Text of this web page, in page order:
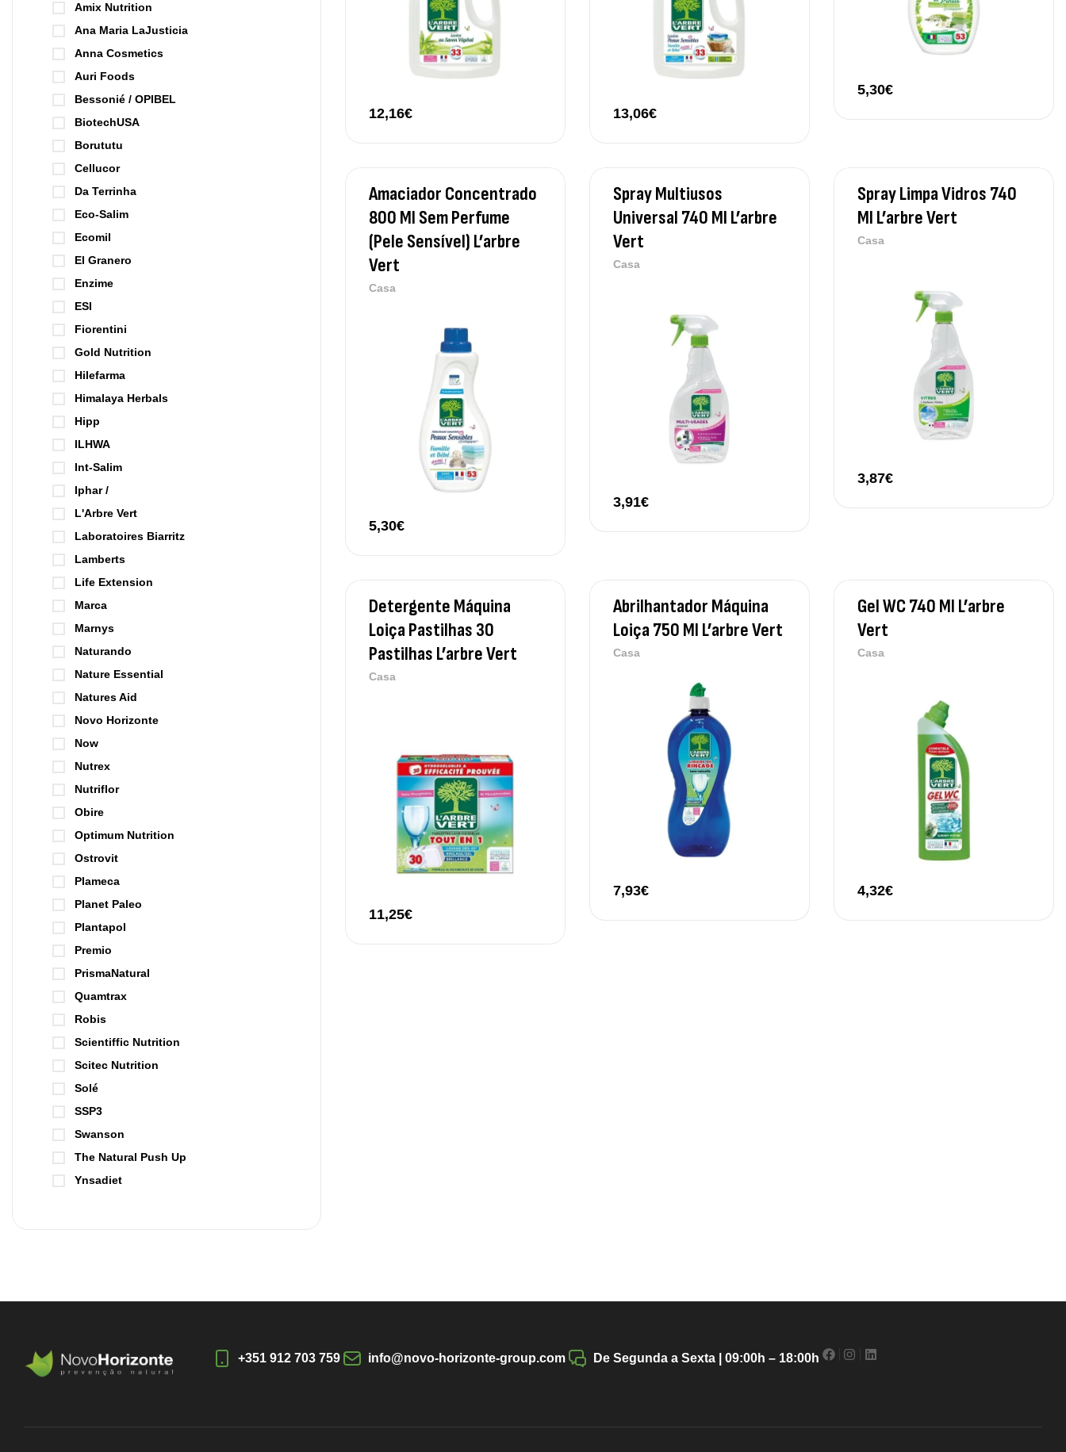
12,16€ 13,06€
5,30€
Amaciador Concentrado
800 Ml Sem Perfume
(Pele Sensível) L’arbre
Vert
Casa
5,30€
Spray Multiusos
Universal 740 Ml L’arbre
Vert
Casa
3,91€
Spray Limpa Vidros 740
Ml L’arbre Vert
Casa
3,87€
Detergente Máquina
Loiça Pastilhas 30
Pastilhas L’arbre Vert
Casa
11,25€
Abrilhantador Máquina
Loiça 750 Ml L’arbre Vert
Casa
7,93€
Gel WC 740 Ml L’arbre
Vert
Casa
4,32€
Amix Nutrition
Ana Maria LaJusticia
Anna Cosmetics
Auri Foods
Bessonié / OPIBEL
BiotechUSA
Borututu
Cellucor
Da Terrinha
Eco-Salim
Ecomil
El Granero
Enzime
ESI
Fiorentini
Gold Nutrition
Hilefarma
Himalaya Herbals
Hipp
ILHWA
Int-Salim
Iphar /
L'Arbre Vert
Laboratoires Biarritz
Lamberts
Life Extension
Marca
Marnys
Naturando
Nature Essential
Natures Aid
Novo Horizonte
Now
Nutrex
Nutriflor
Obire
Optimum Nutrition
Ostrovit
Plameca
Planet Paleo
Plantapol
Premio
PrismaNatural
Quamtrax
Robis
Scientiffic Nutrition
Scitec Nutrition
Solé
SSP3
Swanson
The Natural Push Up
Ynsadiet
+351 912 703 759 info@novo-horizonte-group.com De Segunda a Sexta | 09:00h – 18:00h